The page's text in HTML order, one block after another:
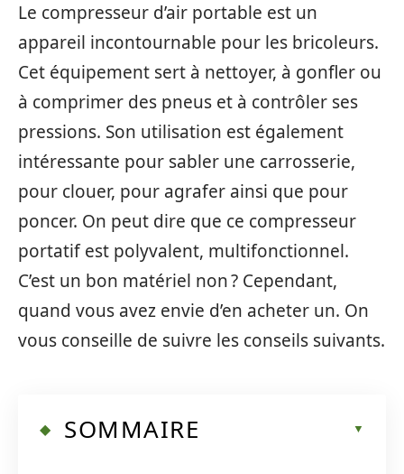
Le compresseur d’air portable est un
appareil incontournable pour les bricoleurs.
Cet équipement sert à nettoyer, à gonfler ou
à comprimer des pneus et à contrôler ses
pressions. Son utilisation est également
intéressante pour sabler une carrosserie,
pour clouer, pour agrafer ainsi que pour
poncer. On peut dire que ce compresseur
portatif est polyvalent, multifonctionnel.
C’est un bon matériel non ? Cependant,
quand vous avez envie d’en acheter un. On
vous conseille de suivre les conseils suivants.
SOMMAIRE